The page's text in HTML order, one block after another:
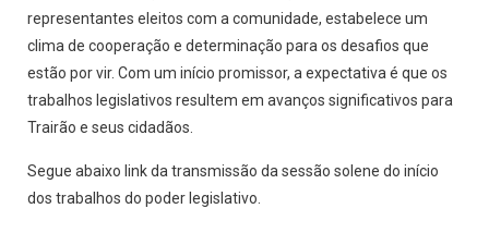
representantes eleitos com a comunidade, estabelece um
clima de cooperação e determinação para os desafios que
estão por vir. Com um início promissor, a expectativa é que os
trabalhos legislativos resultem em avanços significativos para
Trairão e seus cidadãos.
Segue abaixo link da transmissão da sessão solene do início
dos trabalhos do poder legislativo.